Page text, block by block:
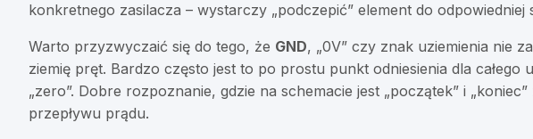
konkretnego zasilacza – wystarczy „podczepić” element do odpowiedniej
Warto przyzwyczaić się do tego, że GND, „0V” czy znak uziemienia nie
ziemię pręt. Bardzo często jest to po prostu punkt odniesienia dla całego
„zero”. Dobre rozpoznanie, gdzie na schemacie jest „początek” i
przepływu prądu.